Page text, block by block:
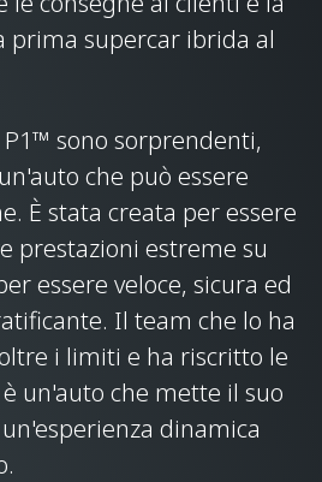
prima supercar ibrida al
sono sorprendenti,
che può essere
È stata creata per essere
prestazioni estreme su
essere veloce, sicura ed
Il team che lo ha
i limiti e ha riscritto le
un'auto che mette il suo
dinamica